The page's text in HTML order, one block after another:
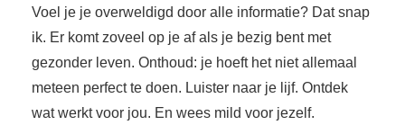
Voel je je overweldigd door alle informatie? Dat snap
ik. Er komt zoveel op je af als je bezig bent met
gezonder leven. Onthoud: je hoeft het niet allemaal
meteen perfect te doen. Luister naar je lijf. Ontdek
wat werkt voor jou. En wees mild voor jezelf.